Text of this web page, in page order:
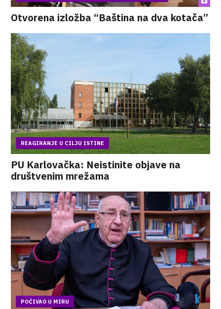
Otvorena izložba “Baština na dva kotača”
REAGIRANJE U CILJU ISTINE
PU Karlovačka: Neistinite objave na
društvenim mrežama
POČIVAO U MIRU